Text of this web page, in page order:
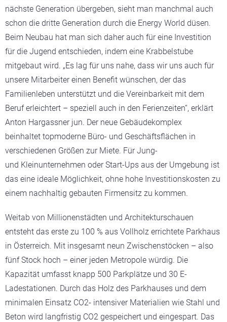
nächste Generation übergeben, sieht man manchmal auch
schon die dritte Generation durch die Energy World düsen.
Beim Neubau hat man sich daher auch für eine Investition
für die Jugend entschieden, indem eine Krabbelstube
mitgebaut wird. „Es lag für uns nahe, dass wir uns auch für
unsere Mitarbeiter einen Benefit wünschen, der das
Familienleben unterstützt und die Vereinbarkeit mit dem
Beruf erleichtert – speziell auch in den Ferienzeiten“, erklärt
Anton Hargassner jun. Der neue Gebäudekomplex
beinhaltet topmoderne Büro- und Geschäftsflächen in
verschiedenen Größen zur Miete. Für Jung-
und Kleinunternehmen oder Start-Ups aus der Umgebung ist
das eine ideale Möglichkeit, ohne hohe Investitionskosten zu
einem nachhaltig gebauten Firmensitz zu kommen.
Weitab von Millionenstädten und Architekturschauen
entsteht das erste zu 100 % aus Vollholz errichtete Parkhaus
in Österreich. Mit insgesamt neun Zwischenstöcken – also
fünf Stock hoch – einer jeden Metropole würdig. Die
Kapazität umfasst knapp 500 Parkplätze und 30 E-
Ladestationen. Durch das Holz des Parkhauses und dem
minimalen Einsatz CO2- intensiver Materialien wie Stahl und
Beton wird langfristig CO2 gespeichert und eingespart. Das